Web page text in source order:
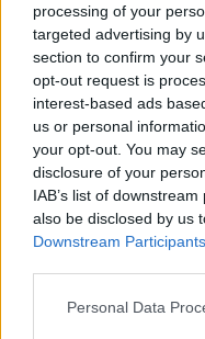
processing of your
targeted advertising by
section to confirm your
opt-out request is
interest-based ads
us or personal
your opt-out. You may
disclosure of your
IAB’s list of
also be disclosed by us
Downstream Participants
Personal Data
Stime: 52
Ti stimo fratella
Link
 Salva
Leggi i commenti